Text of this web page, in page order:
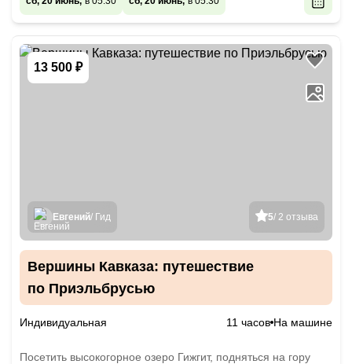
13 500 ₽
5/ 2 отзыва
Евгений/ Гид
Вершины Кавказа: путешествие
по Приэльбрусью
Индивидуальная 11 часов На машине
Посетить высокогорное озеро Гижгит, подняться на гору